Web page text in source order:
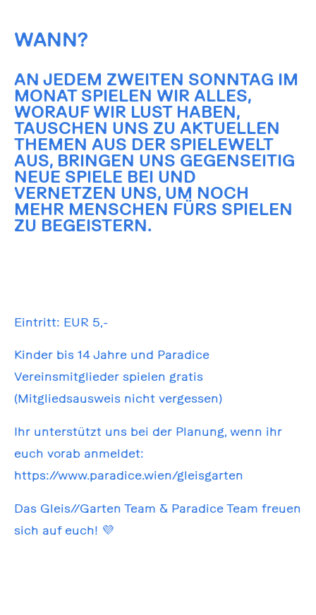
WANN?
AN JEDEM ZWEITEN SONNTAG IM
MONAT SPIELEN WIR ALLES,
WORAUF WIR LUST HABEN,
TAUSCHEN UNS ZU AKTUELLEN
THEMEN AUS DER SPIELEWELT
AUS, BRINGEN UNS GEGENSEITIG
NEUE SPIELE BEI UND
VERNETZEN UNS, UM NOCH
MEHR MENSCHEN FÜRS SPIELEN
ZU BEGEISTERN.
Eintritt: EUR 5,-
Kinder bis 14 Jahre und Paradice
Vereinsmitglieder spielen gratis
(Mitgliedsausweis nicht vergessen)
Ihr unterstützt uns bei der Planung, wenn ihr
euch vorab anmeldet:
https://www.paradice.wien/gleisgarten
Das Gleis//Garten Team & Paradice Team freuen
sich auf euch! 💜